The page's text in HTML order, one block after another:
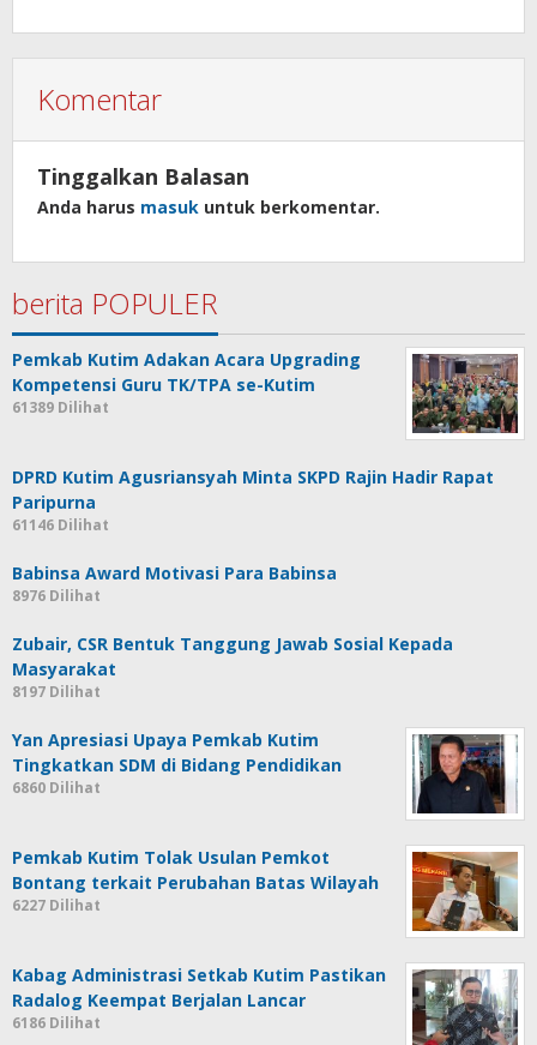
Komentar
Tinggalkan Balasan
Anda harus masuk untuk berkomentar.
berita POPULER
Pemkab Kutim Adakan Acara Upgrading
Kompetensi Guru TK/TPA se-Kutim
61389 Dilihat
DPRD Kutim Agusriansyah Minta SKPD Rajin Hadir Rapat
Paripurna
61146 Dilihat
Babinsa Award Motivasi Para Babinsa
8976 Dilihat
Zubair, CSR Bentuk Tanggung Jawab Sosial Kepada
Masyarakat
8197 Dilihat
Yan Apresiasi Upaya Pemkab Kutim
Tingkatkan SDM di Bidang Pendidikan
6860 Dilihat
Pemkab Kutim Tolak Usulan Pemkot
Bontang terkait Perubahan Batas Wilayah
6227 Dilihat
Kabag Administrasi Setkab Kutim Pastikan
Radalog Keempat Berjalan Lancar
6186 Dilihat